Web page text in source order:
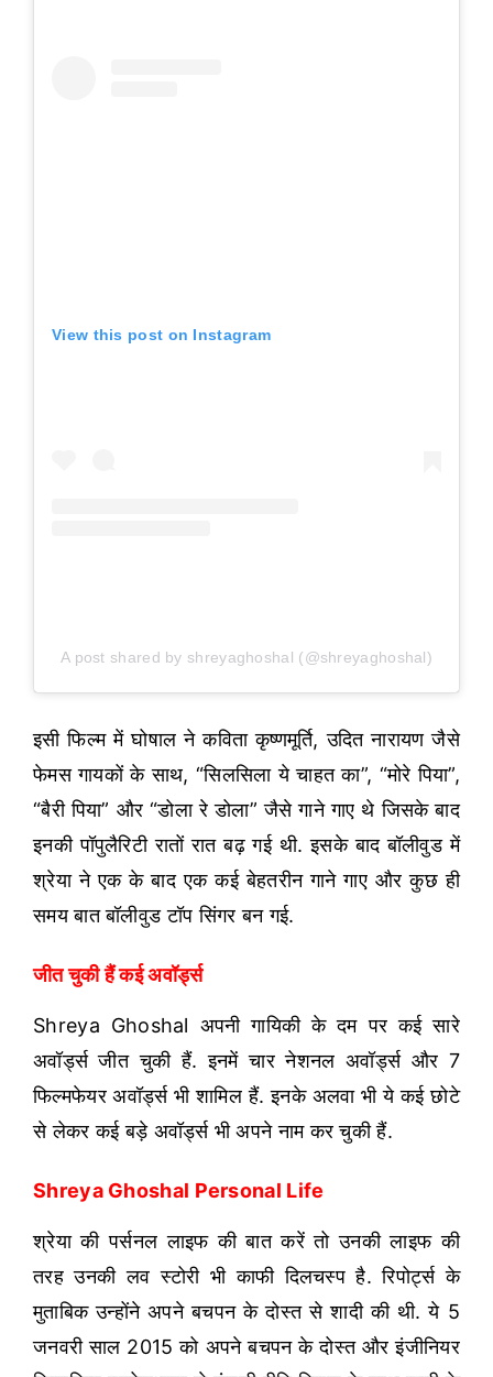
View this post on Instagram
A post shared by shreyaghoshal (@shreyaghoshal)
इसी फिल्म में घोषाल ने कविता कृष्णमूर्ति, उदित नारायण जैसे
फेमस गायकों के साथ, “सिलसिला ये चाहत का”, “मोरे पिया”,
“बैरी पिया” और “डोला रे डोला” जैसे गाने गाए थे जिसके बाद
इनकी पॉपुलैरिटी रातों रात बढ़ गई थी. इसके बाद बॉलीवुड में
श्रेया ने एक के बाद एक कई बेहतरीन गाने गाए और कुछ ही
समय बात बॉलीवुड टॉप सिंगर बन गई.
जीत चुकी हैं कई अवॉर्ड्स
Shreya Ghoshal अपनी गायिकी के दम पर कई सारे
अवॉर्ड्स जीत चुकी हैं. इनमें चार नेशनल अवॉर्ड्स और 7
फिल्मफेयर अवॉर्ड्स भी शामिल हैं. इनके अलवा भी ये कई छोटे
से लेकर कई बड़े अवॉर्ड्स भी अपने नाम कर चुकी हैं.
Shreya Ghoshal Personal Life
श्रेया की पर्सनल लाइफ की बात करें तो उनकी लाइफ की
तरह उनकी लव स्टोरी भी काफी दिलचस्प है. रिपोर्ट्स के
मुताबिक उन्होंने अपने बचपन के दोस्त से शादी की थी. ये 5
जनवरी साल 2015 को अपने बचपन के दोस्त और इंजीनियर